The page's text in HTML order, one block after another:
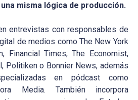
misma lógica de producción.
entrevistas con responsables de
de medios como The New York
Financial Times, The Economist,
Politiken o Bonnier News, además
en pódcast como
Media. También incorpora